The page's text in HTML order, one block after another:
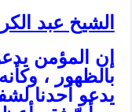
الشيخ عبد
إن المؤمن
بالظهور ،
يدعو أحدنا